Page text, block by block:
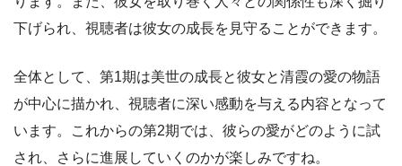
下げられ、視聴者は彼女の成長を見守ることができます。
全体として、第1期は美世の成長と彼女と清霞の愛の物語
が中心に描かれ、視聴者に深い感動を与える内容となって
います。これからの第2期では、彼らの愛がどのように試
され、さらに進展していくのかが楽しみですね。